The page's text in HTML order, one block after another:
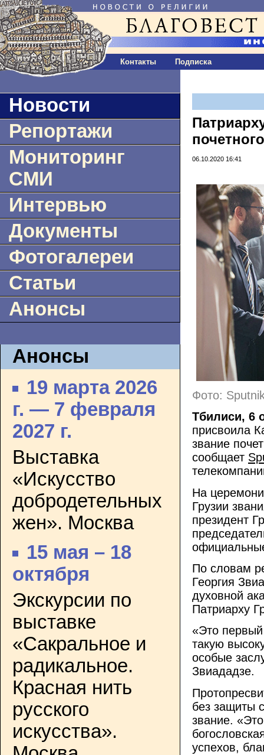
Контакты Подписка
Новости
Репортажи
Мониторинг
СМИ
Интервью
Документы
Фотогалереи
Статьи
Анонсы
Анонсы
19 марта 2026
г. — 7 февраля
2027 г.
Выставка
«Искусство
добродетельных
жен». Москва
15 мая – 18
октября
Экскурсии по
выставке
«Сакральное и
радикальное.
Красная нить
русского
искусства».
06.10.2020 16:41
Фото:
Тбилиси, 6
присвоила
звание
сообщает
На
Грузии
президент
По словам
Георгия
духовной
Патриарху
«Это
такую
особые
Звиададзе.
без защиты
звание.
успехов,